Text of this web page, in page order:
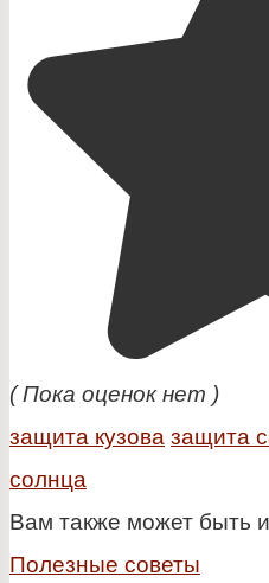
( Пока оценок нет )
защита кузова защита
солнца
Вам также может быть
Полезные советы